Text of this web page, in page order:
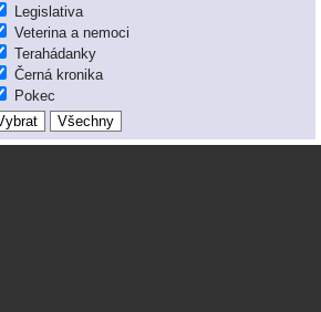
Legislativa
Veterina a nemoci
Terahádanky
Černá kronika
Pokec